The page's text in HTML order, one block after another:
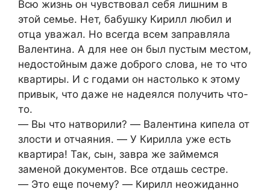
Всю жизнь он чувствовал себя лишним в
этой семье. Нет, бабушку Кирилл любил и
отца уважал. Но всегда всем заправляла
Валентина. А для нее он был пустым местом,
недостойным даже доброго слова, не то что
квартиры. И с годами он настолько к этому
привык, что даже не надеялся получить что-
то.
― Вы что натворили? ― Валентина кипела от
злости и отчаяния. ― У Кирилла уже есть
квартира! Так, сын, завра же займемся
заменой документов. Все отдашь сестре.
― Это еще почему? ― Кирилл неожиданно